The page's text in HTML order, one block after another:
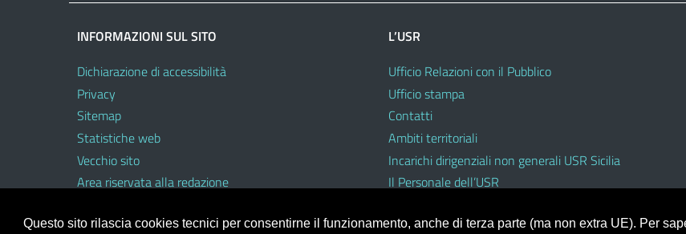
INFORMAZIONI SUL SITO
Dichiarazione di accessibilità
Privacy
Sitemap
Statistiche web
Vecchio sito
Area riservata alla redazione
L’USR
Ufficio Relazioni con il Pubblico
Ufficio stampa
Contatti
Ambiti territoriali
Incarichi dirigenziali non generali USR Sicilia
Il Personale dell’USR
Questo sito rilascia cookies tecnici per consentirne il funzionamento, anche di terza parte (ma non extra UE). Per